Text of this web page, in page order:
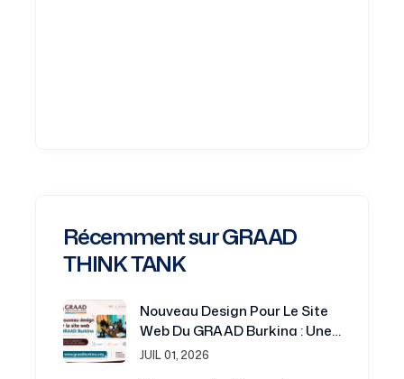
Récemment sur GRAAD
THINK TANK
Nouveau Design Pour Le Site
Web Du GRAAD Burkina : Une
Plateforme Renouvelée Au
JUIL 01, 2026